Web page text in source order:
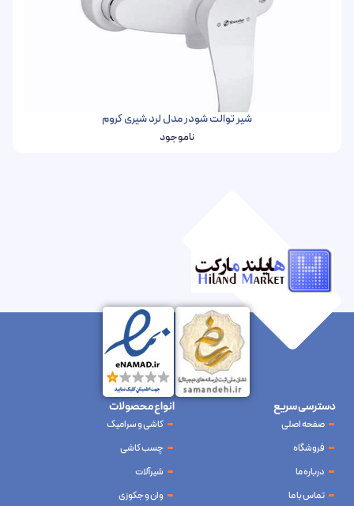
شیر توالت شودر مدل لرد شیری کروم
ناموجود
دسترسی سریع
صفحه اصلی
فروشگاه
درباره ما
تماس با ما
انواع محصولات
کاشی و سرامیک
چسب کاشی
شیرآلات
وان و جکوزی